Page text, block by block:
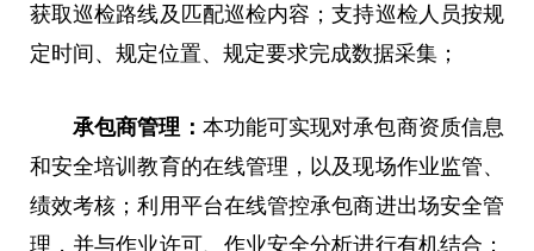
获取巡检路线及匹配巡检内容；支持巡检人员按规
定时间、规定位置、规定要求完成数据采集；
承包商管理： 本功能可实现对承包商资质信息
和安全培训教育的在线管理，以及现场作业监管、
绩效考核；利用平台在线管控承包商进出场安全管
理，并与作业许可、作业安全分析进行有机结合；